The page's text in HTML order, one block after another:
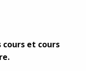
cours et cours